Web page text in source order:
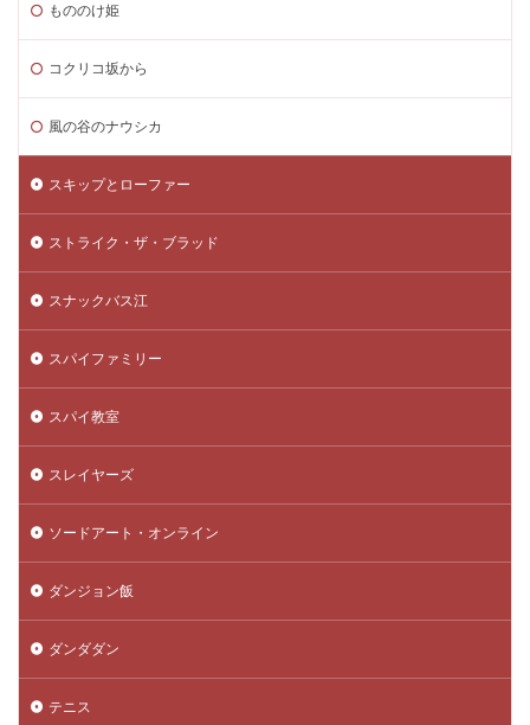
もののけ姫
コクリコ坂から
風の谷のナウシカ
スキップとローファー
ストライク・ザ・ブラッド
スナックバス江
スパイファミリー
スパイ教室
スレイヤーズ
ソードアート・オンライン
ダンジョン飯
ダンダダン
テニス